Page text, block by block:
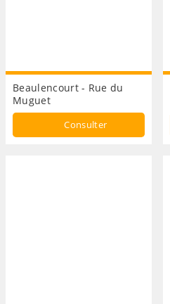
Beaulencourt - Rue du
Muguet
Consulter